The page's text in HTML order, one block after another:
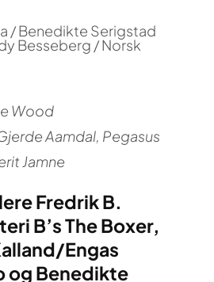
Wood
Aamdal, Pegasus
Jamne
Fredrik B.
B’s The Boxer,
Engas
og Benedikte